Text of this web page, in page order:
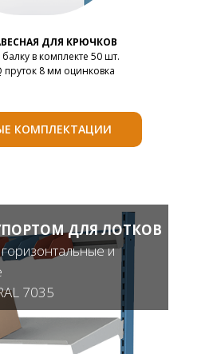
ДЛЯ КРЮЧКОВ
в комплекте 50 шт.
пруток 8 мм оцинковка
ДЛЯ ЛОТКОВ
и
7035
КОМПЛЕКТАЦИИ